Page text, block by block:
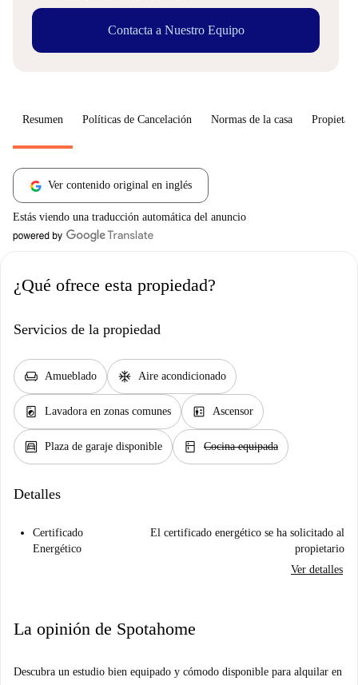
Contacta a Nuestro Equipo
Resumen Políticas de Cancelación Normas de la casa
Ver contenido original en inglés
Estás viendo una traducción automática del anuncio
¿Qué ofrece esta propiedad?
Servicios de la propiedad
chair Amueblado ac_unit Aire acondicionado
local_laundry_service Lavadora en zonas comunes elevator Ascensor
garage Plaza de garaje disponible kitchen Cocina equipada
Detalles
Certificado
Energético
El certificado energético se ha solicitado al
propietario
Ver detalles
La opinión de Spotahome
Descubra un estudio bien equipado y cómodo disponible para alquilar en